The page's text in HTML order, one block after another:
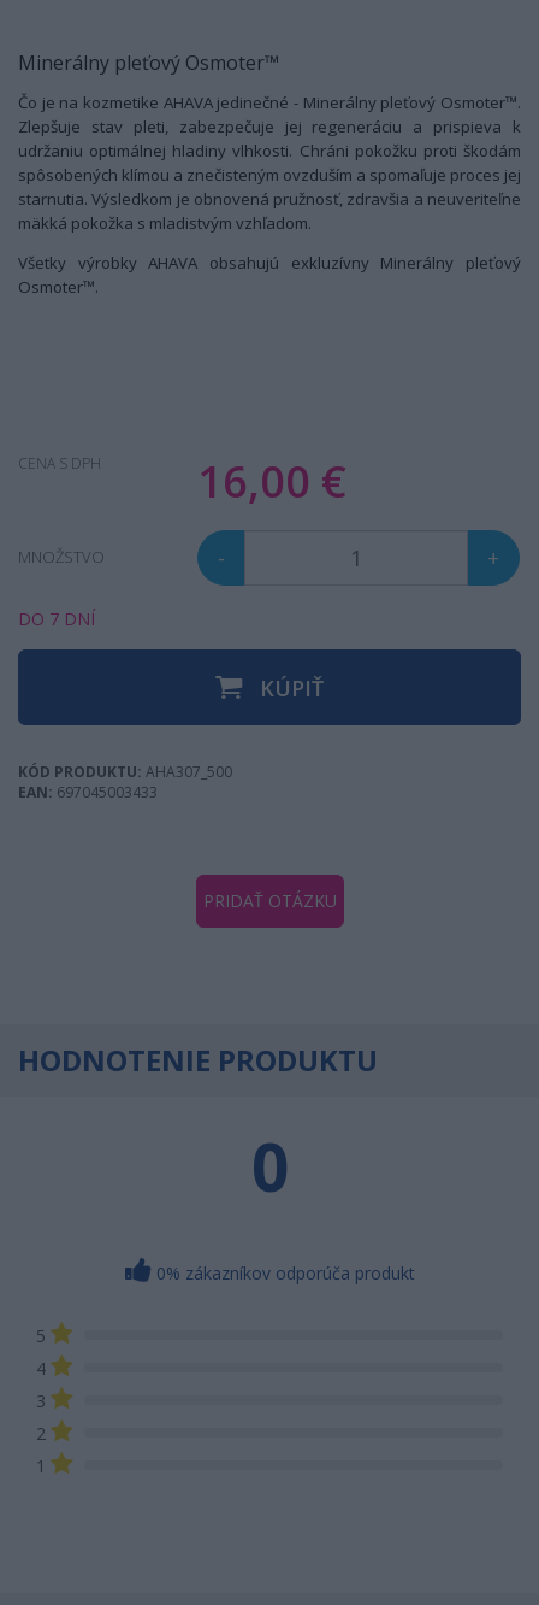
Minerálny pleťový Osmoter™
Čo je na kozmetike AHAVA jedinečné - Minerálny pleťový Osmoter™.
Zlepšuje stav pleti, zabezpečuje jej regeneráciu a prispieva k
udržaniu optimálnej hladiny vlhkosti. Chráni pokožku proti škodám
spôsobených klímou a znečisteným ovzduším a spomaľuje proces jej
starnutia. Výsledkom je obnovená pružnosť, zdravšia a neuveriteľne
mäkká pokožka s mladistvým vzhľadom.
Všetky výrobky AHAVA obsahujú exkluzívny Minerálny pleťový
Osmoter™.
CENA S DPH 16,00 €
MNOŽSTVO - +
DO 7 DNÍ
KÚPIŤ
KÓD PRODUKTU: AHA307_500
EAN: 697045003433
PRIDAŤ OTÁZKU
HODNOTENIE PRODUKTU
0
0% zákazníkov odporúča produkt
5
4
3
2
1